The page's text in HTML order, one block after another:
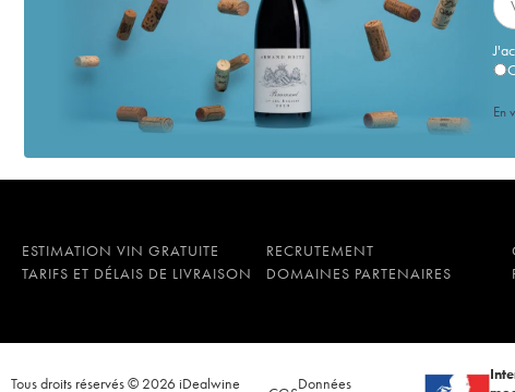
En
ESTIMATION VIN GRATUITE RECRUTEMENT
TARIFS ET DÉLAIS DE LIVRAISON
DOMAINES PARTENAIRES
Tous droits réservés © 2026 iDealwine Données